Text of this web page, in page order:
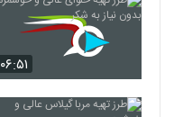
۰۶:۵۱